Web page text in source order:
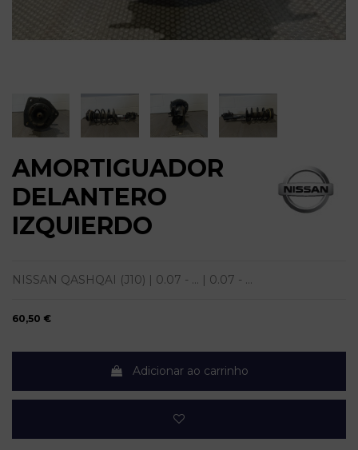
AMORTIGUADOR
DELANTERO
IZQUIERDO
NISSAN QASHQAI (J10) | 0.07 - ... | 0.07 - ...
60,50 €
Adicionar ao carrinho